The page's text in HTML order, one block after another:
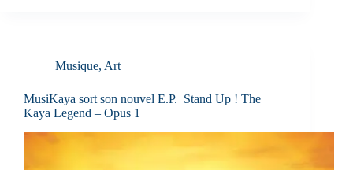
Musique, Art
MusiKaya sort son nouvel E.P. Stand Up ! The
Kaya Legend – Opus 1